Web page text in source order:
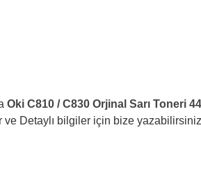
Oki C810 / C830 Orjinal Sarı Toneri
Detaylı bilgiler için bize